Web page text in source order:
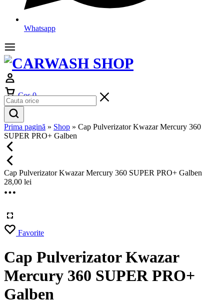
Whatsapp
Cos 0
Prima pagină » Shop » Cap Pulverizator Kwazar Mercury 360
SUPER PRO+ Galben
Cap Pulverizator Kwazar Mercury 360 SUPER PRO+ Galben
28,00 lei
Favorite
Cap Pulverizator Kwazar
Mercury 360 SUPER PRO+
Galben